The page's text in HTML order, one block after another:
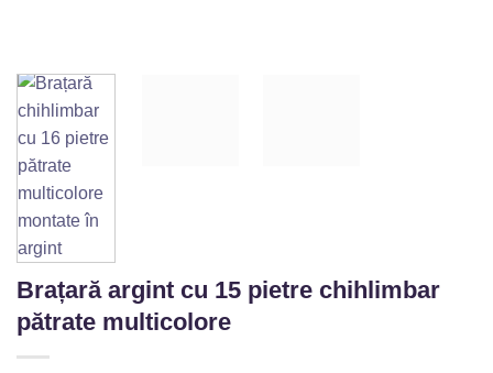
Brațară argint cu 15 pietre chihlimbar
pătrate multicolore